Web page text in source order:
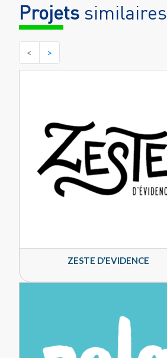
Projets similaires
< >
ZESTE D’EVIDENCE